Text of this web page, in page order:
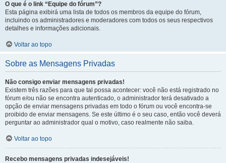
O que é o link “Equipe do fórum”?
Esta página exibirá uma lista de todos os membros da equipe do fórum,
incluindo os administradores e moderadores com todos os seus respectivos
detalhes e informações adicionais.
Voltar ao topo
Sobre as Mensagens Privadas
Não consigo enviar mensagens privadas!
Existem três razões para que tal possa acontecer: você não está registrado no
fórum e/ou não se encontra autenticado, o administrador terá desativado a
opção de enviar mensagens privadas em todo o fórum ou você encontra-se
proibido de enviar mensagens. Se este último é o seu caso, então você deverá
perguntar ao administrador qual o motivo, caso realmente não saiba.
Voltar ao topo
Recebo mensagens privadas indesejáveis!